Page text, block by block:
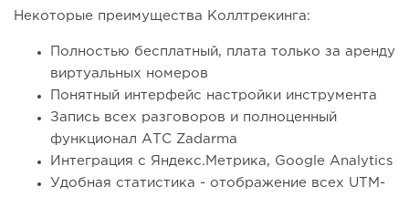
Некоторые преимущества Коллтрекинга:
Полностью бесплатный, плата только за аренду
виртуальных номеров
Понятный интерфейс настройки инструмента
Запись всех разговоров и полноценный
функционал АТС Zadarma
Интеграция с Яндекс.Метрика, Google Analytics
Удобная статистика - отображение всех UTM-